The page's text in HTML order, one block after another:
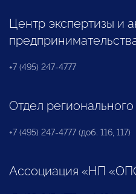
Центр экспертизы и
+7 (495) 247-4777
Отдел регионального
+7 (495) 247-4777 (доб. 116, 117)
Ассоциация «НП